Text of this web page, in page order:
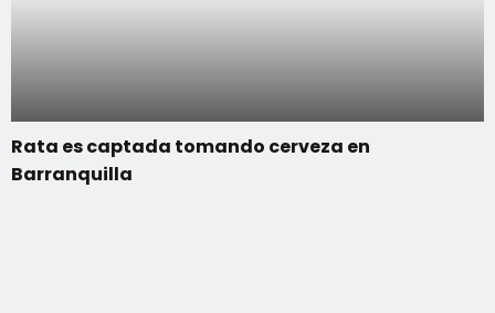
Rata es captada tomando cerveza en
Barranquilla